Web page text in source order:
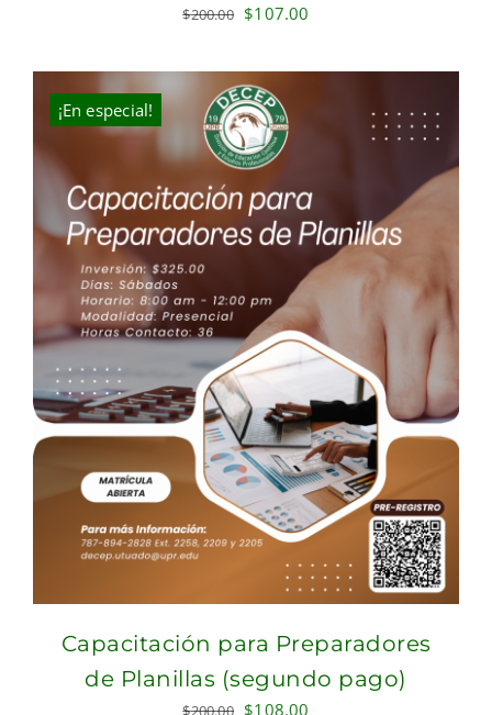
$200.00 Original
was:
$200.00.
$107.00
is:
¡En especial!
Capacitación para Preparadores
de Planillas (segundo pago)
$200.00 Original
$108.00